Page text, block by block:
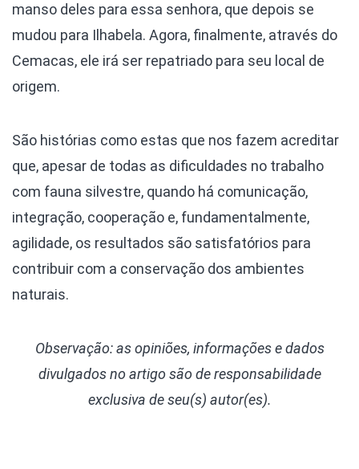
manso deles para essa senhora, que depois se
mudou para Ilhabela. Agora, finalmente, através do
Cemacas, ele irá ser repatriado para seu local de
origem.
São histórias como estas que nos fazem acreditar
que, apesar de todas as dificuldades no trabalho
com fauna silvestre, quando há comunicação,
integração, cooperação e, fundamentalmente,
agilidade, os resultados são satisfatórios para
contribuir com a conservação dos ambientes
naturais.
Observação: as opiniões, informações e dados
divulgados no artigo são de responsabilidade
exclusiva de seu(s) autor(es).